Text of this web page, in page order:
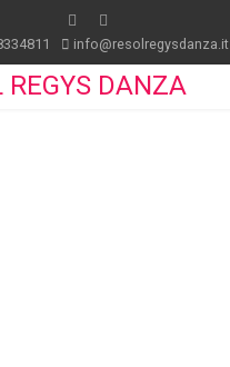
info@resolregysdanza.it